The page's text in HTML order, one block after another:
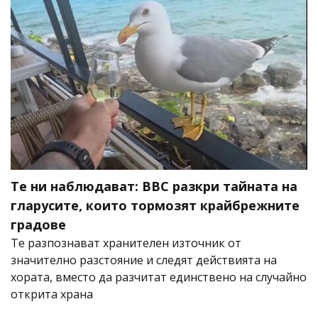
Те ни наблюдават: BBC разкри тайната на
гларусите, които тормозят крайбрежните
градове
Те разпознават хранителен източник от
значително разстояние и следят действията на
хората, вместо да разчитат единствено на случайно
открита храна